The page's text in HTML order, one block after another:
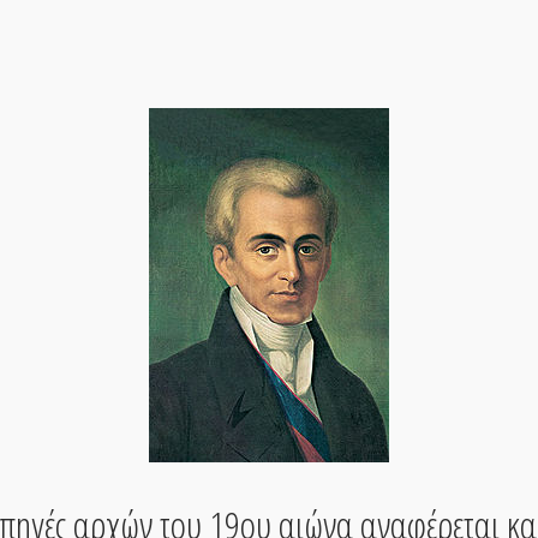
πηγές αρχών του 19ου αιώνα αναφέρεται